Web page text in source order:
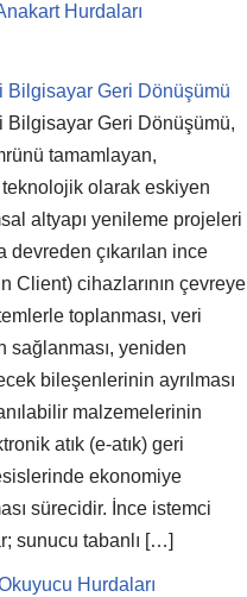
Hurdaları
Bilgisayar Geri Dönüşümü
Bilgisayar Geri Dönüşümü,
tamamlayan,
teknolojik olarak eskiyen
altyapı yenileme projeleri
devreden çıkarılan ince
Client) cihazlarının çevreye
toplanması, veri
sağlanması, yeniden
bileşenlerinin ayrılması
malzemelerinin
atık (e-atık) geri
ekonomiye
sürecidir. İnce istemci
sunucu tabanlı […]
Hurdaları